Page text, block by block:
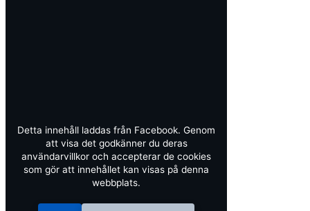
Detta innehåll laddas från Facebook. Genom
att visa det godkänner du deras
användarvillkor och accepterar de cookies
som gör att innehållet kan visas på denna
webbplats.